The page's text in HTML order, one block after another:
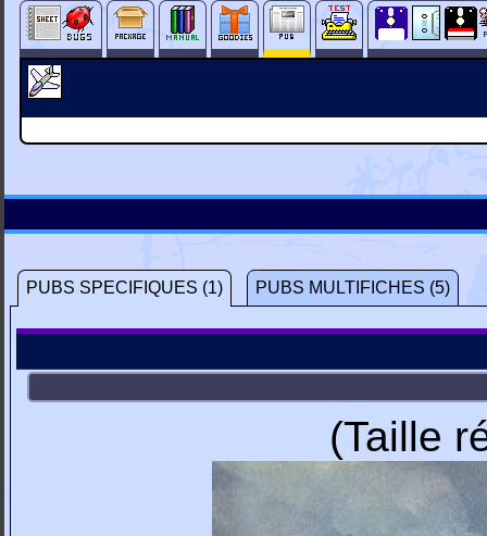
PUBS SPECIFIQUES (1) PUBS MULTIFICHES (5)
(Taille